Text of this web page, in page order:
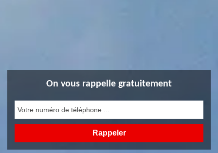
On vous rappelle gratuitement